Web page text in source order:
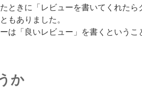
ときに「レビューを書いてくれたら
もありました。
は「良いレビュー」を書くというこ
か